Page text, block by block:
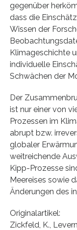
gegenüber
dass die
Wissen der
Klimageschichte
individuelle
Schwächen der
Der
ist nur einer von
Prozessen im
abrupt bzw.
globaler
weitreichende
Kipp-Prozesse
Meereises sowie
Änderungen des
Originalartikel:
Zickfeld, K.,